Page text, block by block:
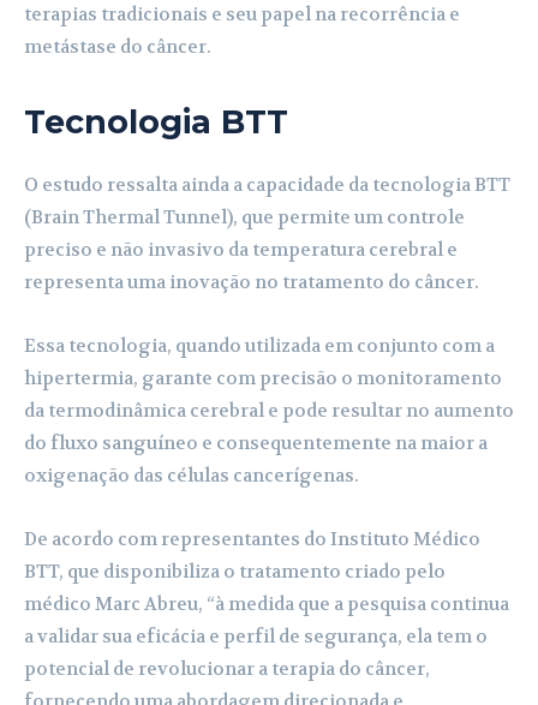
terapias tradicionais e seu papel na recorrência e
metástase do câncer.
Tecnologia BTT
O estudo ressalta ainda a capacidade da tecnologia BTT
(Brain Thermal Tunnel), que permite um controle
preciso e não invasivo da temperatura cerebral e
representa uma inovação no tratamento do câncer.
Essa tecnologia, quando utilizada em conjunto com a
hipertermia, garante com precisão o monitoramento
da termodinâmica cerebral e pode resultar no aumento
do fluxo sanguíneo e consequentemente na maior a
oxigenação das células cancerígenas.
De acordo com representantes do Instituto Médico
BTT, que disponibiliza o tratamento criado pelo
médico Marc Abreu, “à medida que a pesquisa continua
a validar sua eficácia e perfil de segurança, ela tem o
potencial de revolucionar a terapia do câncer,